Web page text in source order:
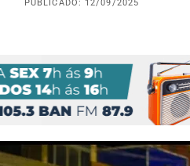
PUBLICADO: 12/09/2025